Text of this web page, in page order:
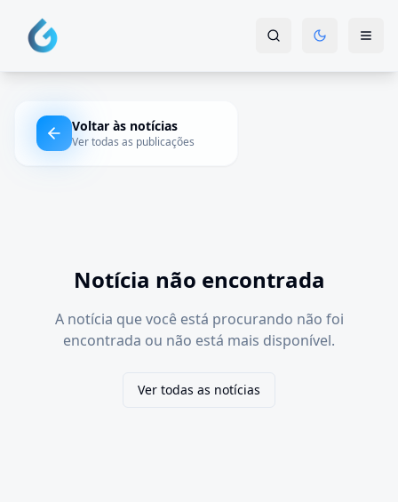
Voltar às notícias
Ver todas as publicações
Notícia não encontrada
A notícia que você está procurando não foi
encontrada ou não está mais disponível.
Ver todas as notícias